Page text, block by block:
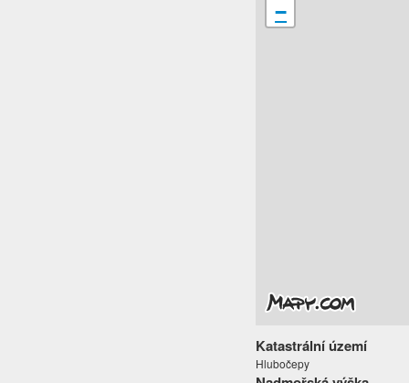
−
Katastrální území
Hlubočepy